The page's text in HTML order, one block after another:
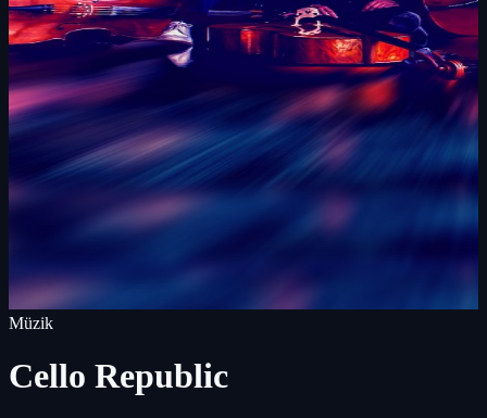
Müzik
Cello Republic